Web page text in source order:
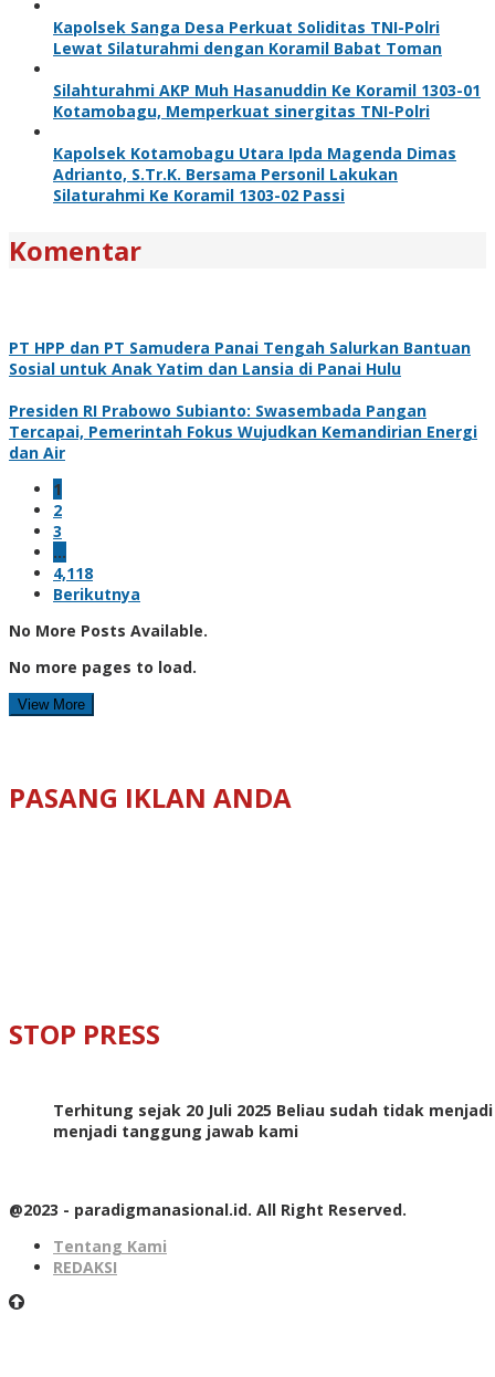
Kapolsek Sanga Desa Perkuat Soliditas TNI-Polri
Lewat Silaturahmi dengan Koramil Babat Toman
Silahturahmi AKP Muh Hasanuddin Ke Koramil 1303-01
Kotamobagu, Memperkuat sinergitas TNI-Polri
Kapolsek Kotamobagu Utara Ipda Magenda Dimas
Adrianto, S.Tr.K. Bersama Personil Lakukan
Silaturahmi Ke Koramil 1303-02 Passi
Komentar
PT HPP dan PT Samudera Panai Tengah Salurkan Bantuan
Sosial untuk Anak Yatim dan Lansia di Panai Hulu
Presiden RI Prabowo Subianto: Swasembada Pangan
Tercapai, Pemerintah Fokus Wujudkan Kemandirian Energi
dan Air
1
2
3
…
4,118
Berikutnya
No More Posts Available.
No more pages to load.
View More
PASANG IKLAN ANDA
STOP PRESS
Terhitung sejak 20 Juli 2025 Beliau sudah tidak
menjadi tanggung jawab kami
@2023 - paradigmanasional.id. All Right Reserved.
Tentang Kami
REDAKSI